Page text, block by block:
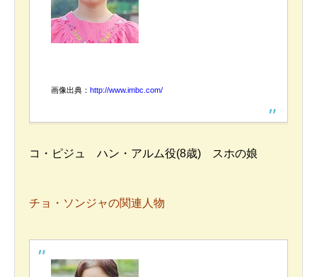
画像出典： http://www.imbc.com/
コ・ピジュ ハン・アルム役(8歳) スホの娘
チョ・ソンジャの関連人物